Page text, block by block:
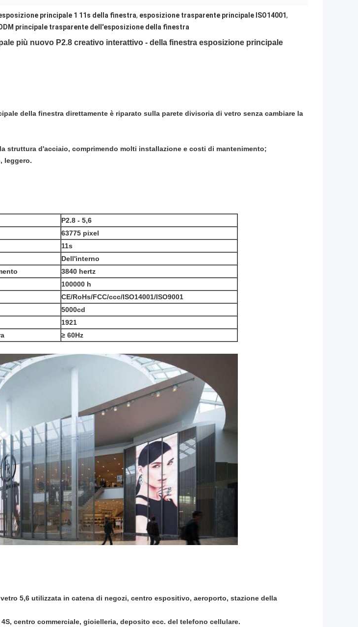
principale 1 11s della finestra, esposizione trasparente principale ISO14001,
principale trasparente dell'esposizione della finestra
più nuovo P2.8 creativo interattivo - della finestra esposizione principale
della finestra direttamente è riparato sulla parete divisoria di vetro senza cambiare la
struttura d'acciaio, comprimendo molti installazione e costi di mantenimento;
leggero.
P2.8 - 5,6
63775 pixel
11s
Dell'interno
3840 hertz
100000 h
CE/RoHs/FCC/ccc/ISO14001/ISO9001
5000cd
1921
≥ 60Hz
5,6 utilizzata in catena di negozi, centro espositivo, aeroporto, stazione della
centro commerciale, gioielleria, deposito ecc. del telefono cellulare.